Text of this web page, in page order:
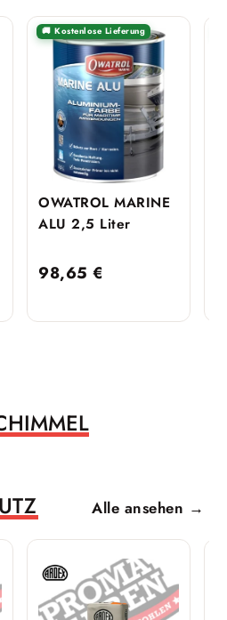
🚚 Kostenlose Lieferung
OWATROL MARINE
ALU 2,5 Liter
98,65 €
Alle ansehen →